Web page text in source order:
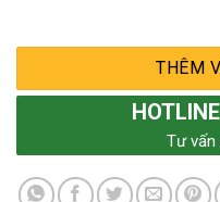
THÊM
Tư vấn